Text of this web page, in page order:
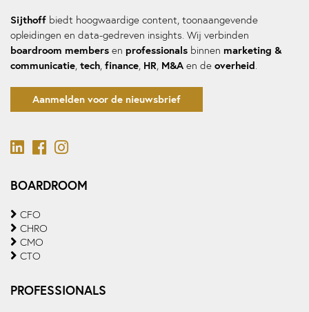
Sijthoff biedt hoogwaardige content, toonaangevende
opleidingen en data-gedreven insights. Wij verbinden
boardroom members en professionals binnen marketing &
communicatie tech finance HR M&A en de overheid
Aanmelden voor de nieuwsbrief
BOARDROOM
CFO
CHRO
CMO
CTO
PROFESSIONALS